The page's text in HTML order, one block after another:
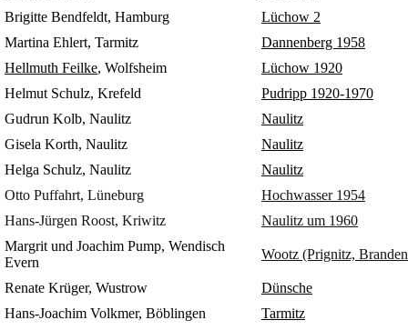
Brigitte Bendfeldt, Hamburg
Lüchow 2
Martina Ehlert, Tarmitz
Dannenberg 1958
Hellmuth Feilke, Wolfsheim
Lüchow 1920
Helmut Schulz, Krefeld
Pudripp 1920-1970
Gudrun Kolb, Naulitz
Naulitz
Gisela Korth, Naulitz
Naulitz
Helga Schulz, Naulitz
Naulitz
Otto Puffahrt, Lüneburg
Hochwasser 1954
Hans-Jürgen Roost, Kriwitz
Naulitz um 1960
Margrit und Joachim Pump, Wendisch
Evern
Wootz (Prignitz,
Renate Krüger, Wustrow
Dünsche
Hans-Joachim Volkmer, Böblingen
Tarmitz